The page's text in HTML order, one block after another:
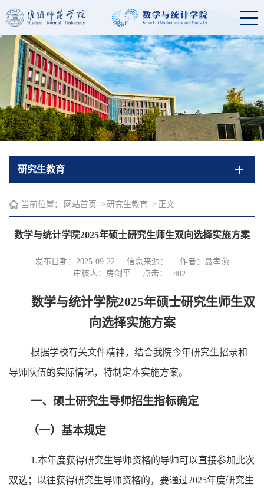
研究生教育
当前位置： 网站首页 -> 研究生教育 -> 正文
数学与统计学院2025年硕士研究生师生双向选择实施方案
发布日期：2025-09-22 信息来源：
作者：聂孝燕
审核人：房剑平
点击： 402
数学与统计学院2025年硕士研究生师生双
向选择实施方案
根据学校有关文件精神，结合我院今年研究生招录和
导师队伍的实际情况，特制定本实施方案。
一、硕士研究生导师招生指标确定
（一）基本规定
1.本年度获得研究生导师资格的导师可以直接参加此次
双选；以往获得研究生导师资格的，要通过2025年度研究生